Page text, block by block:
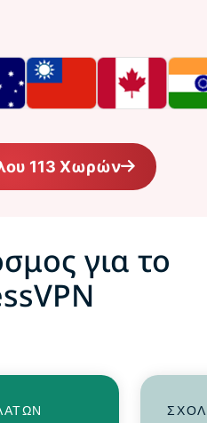
113 Χωρών
για το